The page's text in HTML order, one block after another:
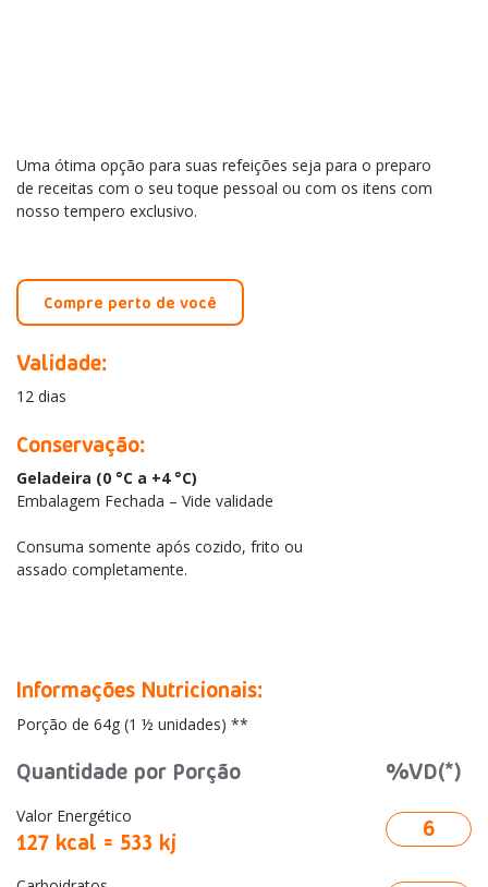
Uma ótima opção para suas refeições seja para o preparo
de receitas com o seu toque pessoal ou com os itens com
nosso tempero exclusivo.
Compre perto de você
Validade:
12 dias
Conservação:
Geladeira (0 °C a +4 °C)
Embalagem Fechada – Vide validade
Consuma somente após cozido, frito ou
assado completamente.
Informações Nutricionais:
Porção de 64g (1 ½ unidades) **
Quantidade por Porção %VD(*)
Valor Energético
127 kcal = 533 kj 6